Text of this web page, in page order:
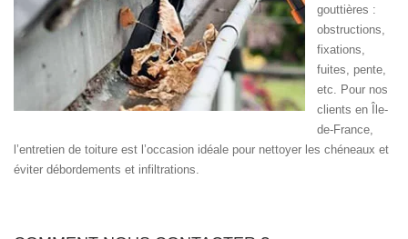
gouttières :
obstructions,
fixations,
fuites, pente,
etc. Pour nos
clients en Île-
de-France,
l’entretien de toiture est l’occasion idéale pour nettoyer les chéneaux et
éviter débordements et infiltrations.